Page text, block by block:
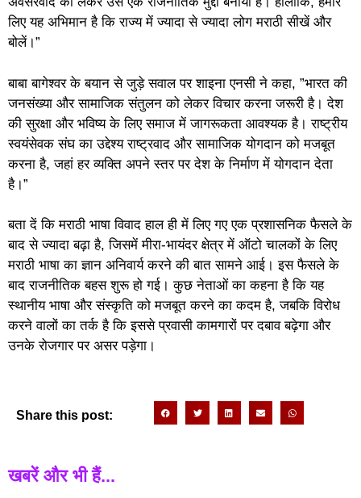
लिए यह अभिमान है कि राज्य में ज्यादा से ज्यादा लोग मराठी सीखें और
बोलें।”
बाबा बागेश्वर के बयान से जुड़े सवाल पर शाइना एनसी ने कहा, ”भारत की
जनसंख्या और सामाजिक संतुलन को लेकर विचार करना जरूरी है। देश
की सुरक्षा और भविष्य के लिए समाज में जागरूकता आवश्यक है। राष्ट्रीय
स्वयंसेवक संघ का उद्देश्य राष्ट्रवाद और सामाजिक योगदान को मजबूत
करना है, जहां हर व्यक्ति अपने स्तर पर देश के निर्माण में योगदान देता
है।”
बता दें कि मराठी भाषा विवाद हाल ही में लिए गए एक प्रशासनिक फैसले के
बाद से ज्यादा बढ़ा है, जिसमें मीरा-भायंदर क्षेत्र में ऑटो चालकों के लिए
मराठी भाषा का ज्ञान अनिवार्य करने की बात सामने आई। इस फैसले के
बाद राजनीतिक बहस शुरू हो गई। कुछ नेताओं का कहना है कि यह
स्थानीय भाषा और संस्कृति को मजबूत करने का कदम है, जबकि विरोध
करने वालों का तर्क है कि इससे प्रवासी कामगारों पर दबाव बढ़ेगा और
उनके रोजगार पर असर पड़ेगा।
Share this post:
खबरें और भी हैं...